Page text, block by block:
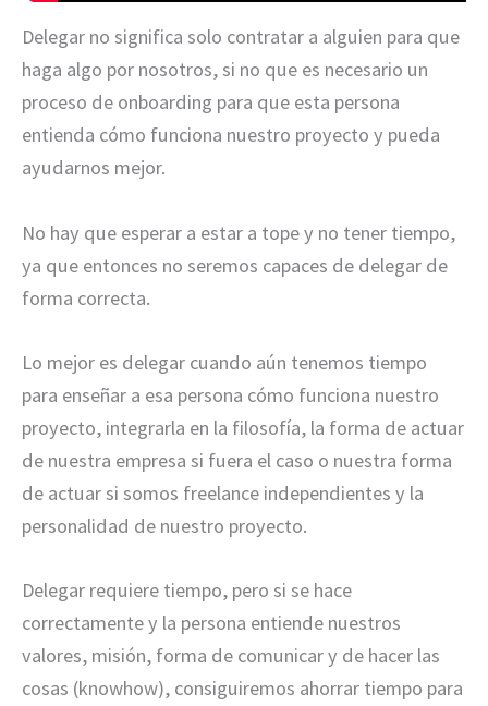
Delegar no significa solo contratar a alguien para que
haga algo por nosotros, si no que es necesario un
proceso de onboarding para que esta persona
entienda cómo funciona nuestro proyecto y pueda
ayudarnos mejor.
No hay que esperar a estar a tope y no tener tiempo,
ya que entonces no seremos capaces de delegar de
forma correcta.
Lo mejor es delegar cuando aún tenemos tiempo
para enseñar a esa persona cómo funciona nuestro
proyecto, integrarla en la filosofía, la forma de actuar
de nuestra empresa si fuera el caso o nuestra forma
de actuar si somos freelance independientes y la
personalidad de nuestro proyecto.
Delegar requiere tiempo, pero si se hace
correctamente y la persona entiende nuestros
valores, misión, forma de comunicar y de hacer las
cosas (knowhow), consiguiremos ahorrar tiempo para